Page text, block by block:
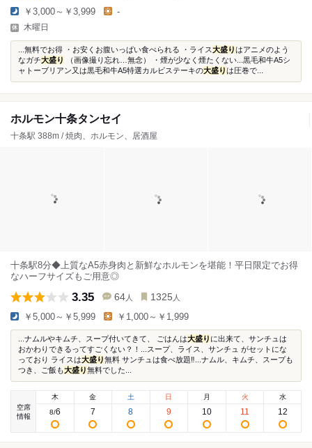
￥3,000～￥3,999 -
木曜日
...無料でお得 ・お安くお腹いっぱい食べられる ・ライス大盛りはアニメのよう
なガチ大盛り
（画像撮り忘れ…無念） ・煙が少なく煙たくない...黒毛和牛A5シ
ャトーブリアン又は黒毛和牛A5特選カルビステーキの大盛りは圧巻で...
ホルモン十条タンセイ
十条駅 388m / 焼肉、ホルモン、居酒屋
十条駅8分◆上質なA5赤身肉と新鮮なホルモンを堪能！平日限定でお得
なハーフサイズもご用意◎
3.35 64 人 1325 人
￥5,000～￥5,999 ￥1,000～￥1,999
...ナムルやキムチ、スープ付いてきて、 ごはんは大盛り に出来て、サンチュは
おかわりできるってすごくない？！...スープ、ライス、サンチュ がセットにな
っており ライスは大盛り無料 サンチュは食べ放題‼︎...ナムル、キムチ、スープも
つき、ご飯も大盛り無料でした...
空席
情報
木
8/6
金
7
土
8
日
9
月
10
火
11
水
12